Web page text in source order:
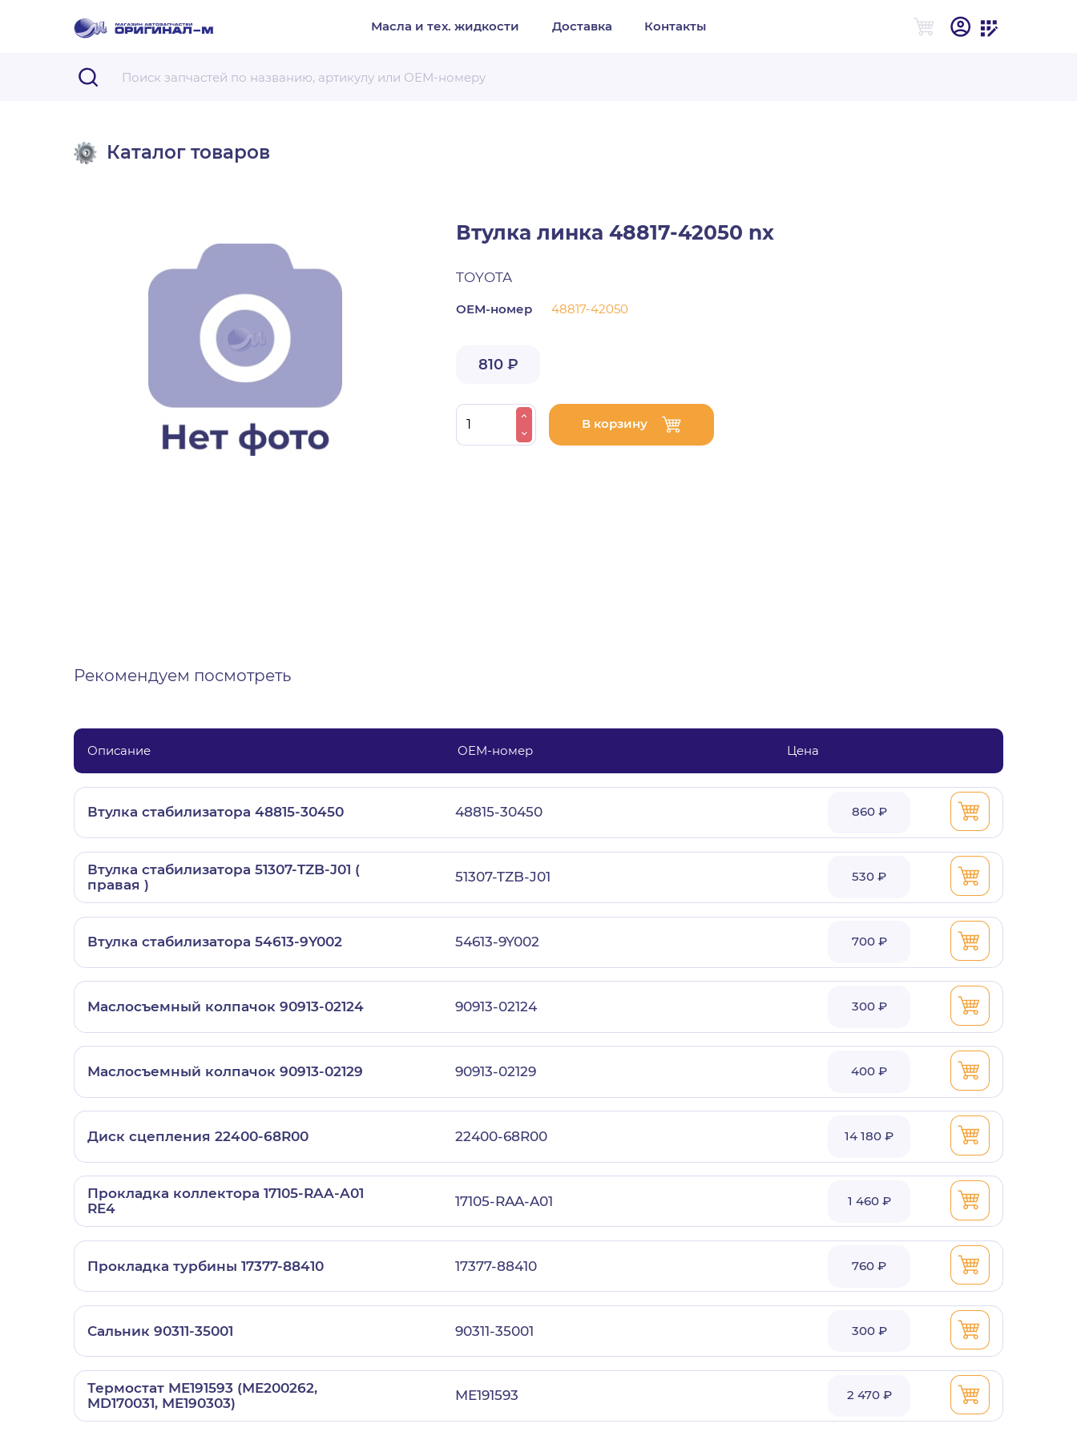
Масла и тех. жидкости Доставка Контакты
Каталог товаров
Втулка линка 48817-42050 nx
TOYOTA
ОЕМ-номер 48817-42050
810 ₽
В корзину
Рекомендуем посмотреть
Описание OEM-номер Цена
Втулка стабилизатора 48815-30450 48815-30450 860 ₽
Втулка стабилизатора 51307-TZB-J01 (
правая )
51307-TZB-J01 530 ₽
Втулка стабилизатора 54613-9Y002 54613-9Y002 700 ₽
Маслосъемный колпачок 90913-02124 90913-02124 300 ₽
Маслосъемный колпачок 90913-02129 90913-02129 400 ₽
Диск сцепления 22400-68R00 22400-68R00 14 180 ₽
Прокладка коллектора 17105-RAA-A01
RE4
17105-RAA-A01 1 460 ₽
Прокладка турбины 17377-88410 17377-88410 760 ₽
Сальник 90311-35001 90311-35001 300 ₽
Термостат ME191593 (ME200262,
MD170031, ME190303)
ME191593 2 470 ₽